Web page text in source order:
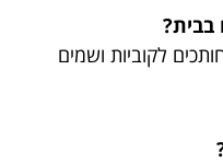
בבית?
לקוביות ושמים